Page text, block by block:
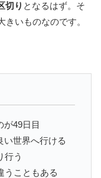
切り となるはず。そ
いものなのです。
が49日目
い世界へ行ける
行う
うこともある